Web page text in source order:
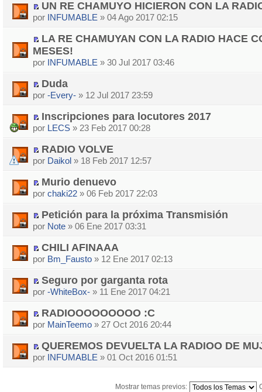
UN RE CHAMUYO HICIERON CON LA
por INFUMABLE » 04 Ago 2017 02:15
LA RE CHAMUYAN CON LA RADIO HACE
MESES!
por INFUMABLE » 30 Jul 2017 03:46
Duda
por -Every- » 12 Jul 2017 23:59
Inscripciones para locutores 2017
por LECS » 23 Feb 2017 00:28
RADIO VOLVE
por Daikol » 18 Feb 2017 12:57
Murio denuevo
por chaki22 » 06 Feb 2017 22:03
Petición para la próxima Transmisión
por Note » 06 Ene 2017 03:31
CHILI AFINAAA
por Bm_Fausto » 12 Ene 2017 02:13
Seguro por garganta rota
por -WhiteBox- » 11 Ene 2017 04:21
RADIOOOOOOOOO :C
por MainTeemo » 27 Oct 2016 20:44
QUEREMOS DEVUELTA LA RADIOO DE
por INFUMABLE » 01 Oct 2016 01:51
Mostrar temas previos: